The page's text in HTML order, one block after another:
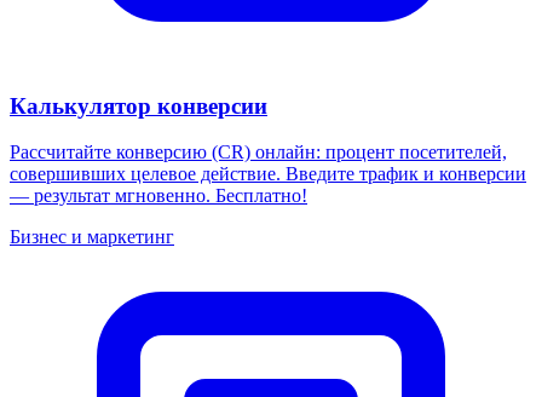
Калькулятор конверсии
Рассчитайте конверсию (CR) онлайн: процент посетителей,
совершивших целевое действие. Введите трафик и конверсии
— результат мгновенно. Бесплатно!
Бизнес и маркетинг